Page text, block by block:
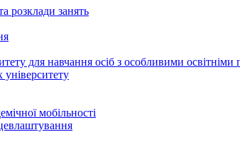
розклади занять
для навчання осіб з особливими освітніми
мобільності